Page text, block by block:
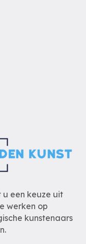
u een keuze uit
werken op
kunstenaars